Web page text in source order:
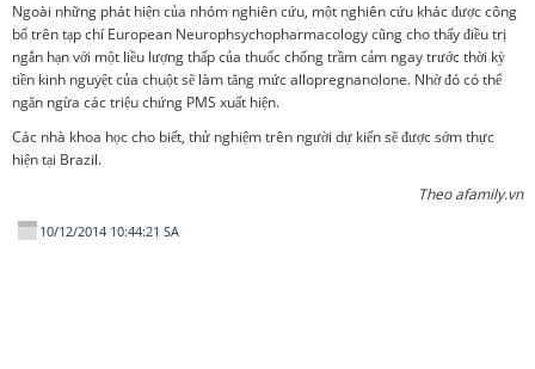
Ngoài những phát hiện của nhóm nghiên cứu, một nghiên cứu khác được công
bố trên tạp chí European Neurophsychopharmacology cũng cho thấy điều trị
ngắn hạn với một liều lượng thấp của thuốc chống trầm cảm ngay trước thời kỳ
tiền kinh nguyệt của chuột sẽ làm tăng mức allopregnanolone. Nhờ đó có thể
ngăn ngừa các triệu chứng PMS xuất hiện.
Các nhà khoa học cho biết, thử nghiệm trên người dự kiến sẽ được sớm thực
hiện tại Brazil.
Theo afamily.vn
10/12/2014 10:44:21 SA